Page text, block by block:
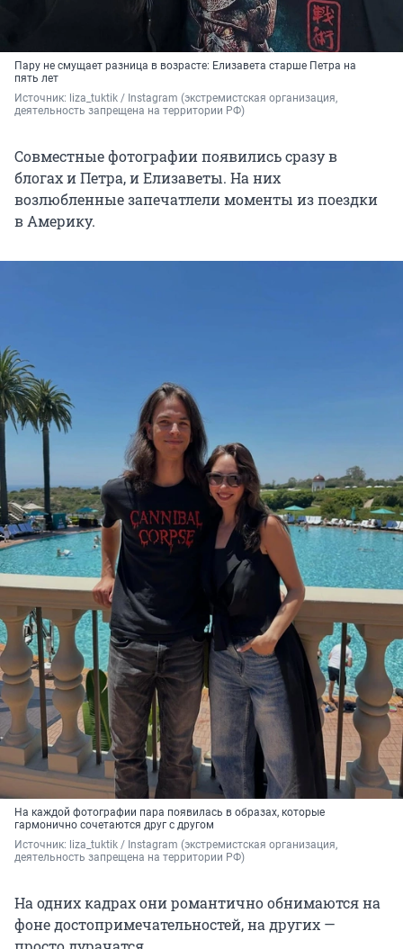
Пару не смущает разница в возрасте: Елизавета старше Петра на
пять лет
Источник: liza_tuktik / Instagram (экстремистская организация,
деятельность запрещена на территории РФ)
Совместные фотографии появились сразу в
блогах и Петра, и Елизаветы. На них
возлюбленные запечатлели моменты из поездки
в Америку.
На каждой фотографии пара появилась в образах, которые
гармонично сочетаются друг с другом
Источник: liza_tuktik / Instagram (экстремистская организация,
деятельность запрещена на территории РФ)
На одних кадрах они романтично обнимаются на
фоне достопримечательностей, на других —